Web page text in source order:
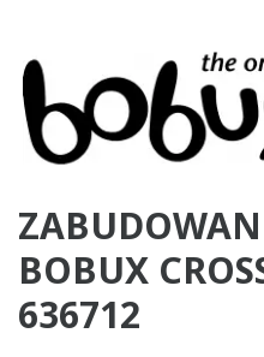
BOBUX
636712